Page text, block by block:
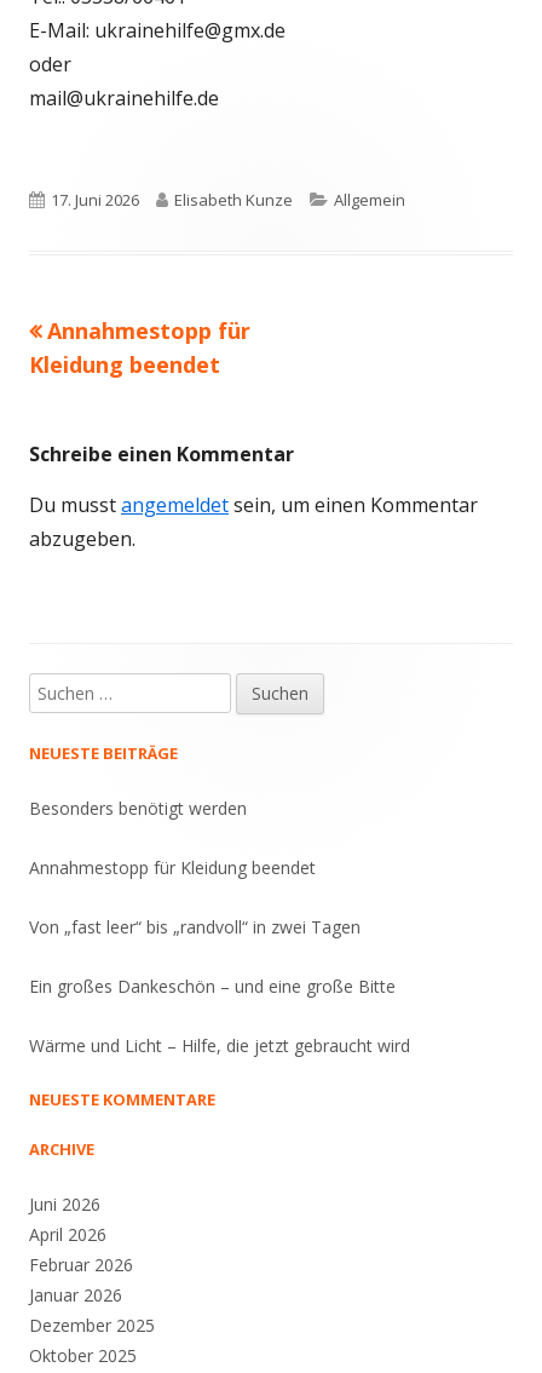
E-Mail: ukrainehilfe@gmx.de
oder
mail@ukrainehilfe.de
Veröffentlicht
17. Juni 2026 Autor
Elisabeth Kunze Kategorien
Allgemein
Beitrags-
Navigation
Vorheriger
Beitrag:
Annahmestopp für
Kleidung beendet
Schreibe einen Kommentar
Du musstangemeldetsein, um einen Kommentar
abzugeben.
Haupt-
Seitenleiste
Suche
nach:
NEUESTE BEITRÄGE
Besonders benötigt werden
Annahmestopp für Kleidung beendet
Von „fast leer“ bis „randvoll“ in zwei Tagen
Ein großes Dankeschön – und eine große Bitte
Wärme und Licht – Hilfe, die jetzt gebraucht wird
NEUESTE KOMMENTARE
ARCHIVE
Juni 2026
April 2026
Februar 2026
Januar 2026
Dezember 2025
Oktober 2025